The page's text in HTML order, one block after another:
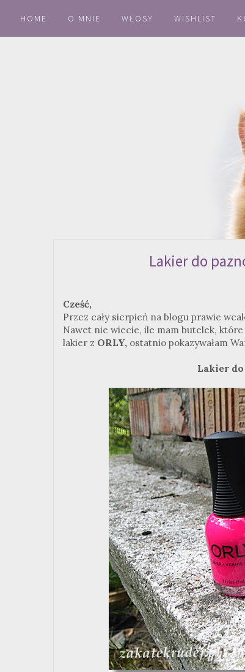
HOME O MNIE WŁOSY WISHLIST
Lakier do
Cześć,
Przez cały sierpień na blogu prawie
Nawet nie wiecie, ile mam butelek,
lakier z ORLY, ostatnio pokazywałam
Lakier